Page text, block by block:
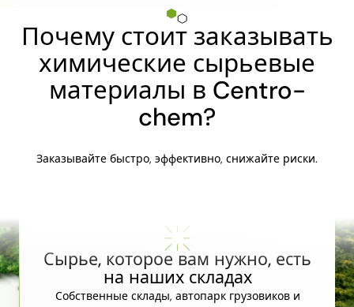
Почему стоит заказывать
химические сырьевые
материалы в Centro-
chem?
Заказывайте быстро, эффективно, снижайте риски.
Сырье, которое вам нужно, есть
на наших складах
Собственные склады, автопарк грузовиков и